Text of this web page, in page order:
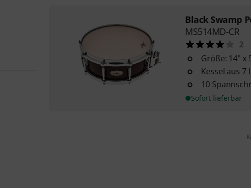
Black Swamp
MS514MD-CR
2
Größe: 14" x
Kessel aus 7
10
Sofort lieferbar